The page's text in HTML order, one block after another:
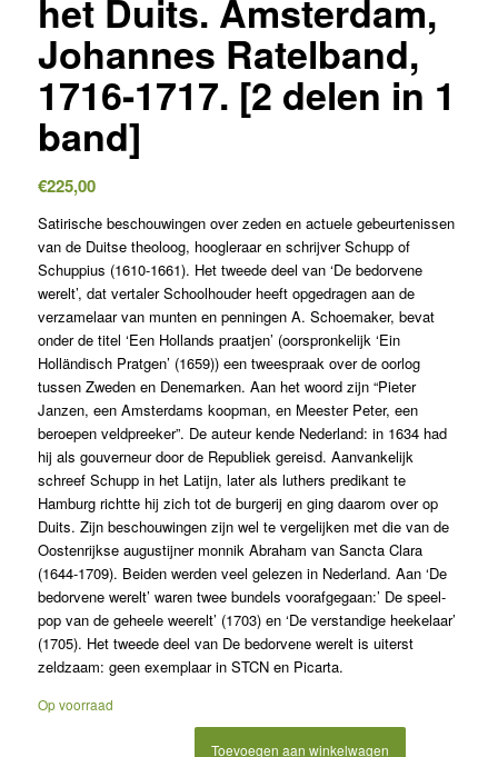
het Duits. Amsterdam,
Johannes Ratelband,
1716-1717. [2 delen in 1
band]
€225,00
Satirische beschouwingen over zeden en actuele gebeurtenissen
van de Duitse theoloog, hoogleraar en schrijver Schupp of
Schuppius (1610-1661). Het tweede deel van ‘De bedorvene
werelt’, dat vertaler Schoolhouder heeft opgedragen aan de
verzamelaar van munten en penningen A. Schoemaker, bevat
onder de titel ‘Een Hollands praatjen’ (oorspronkelijk ‘Ein
Holländisch Pratgen’ (1659)) een tweespraak over de oorlog
tussen Zweden en Denemarken. Aan het woord zijn “Pieter
Janzen, een Amsterdams koopman, en Meester Peter, een
beroepen veldpreeker”. De auteur kende Nederland: in 1634 had
hij als gouverneur door de Republiek gereisd. Aanvankelijk
schreef Schupp in het Latijn, later als luthers predikant te
Hamburg richtte hij zich tot de burgerij en ging daarom over op
Duits. Zijn beschouwingen zijn wel te vergelijken met die van de
Oostenrijkse augustijner monnik Abraham van Sancta Clara
(1644-1709). Beiden werden veel gelezen in Nederland. Aan ‘De
bedorvene werelt’ waren twee bundels voorafgegaan:’ De speel-
pop van de geheele weerelt’ (1703) en ‘De verstandige heekelaar’
(1705). Het tweede deel van De bedorvene werelt is uiterst
zeldzaam: geen exemplaar in STCN en Picarta.
Op voorraad
Toevoegen aan winkelwagen